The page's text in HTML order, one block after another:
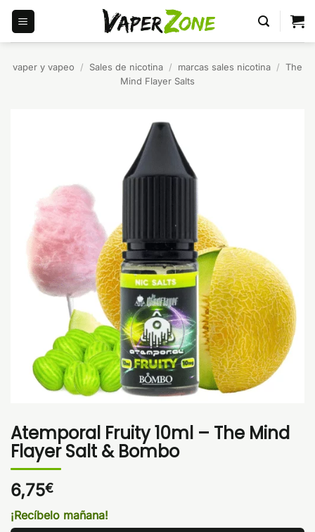
Saltar
contenido
vaper y vapeo / Sales de nicotina / marcas sales nicotina / The
Mind Flayer Salts
Atemporal Fruity 10ml – The Mind
Flayer Salt & Bombo
6,75€
¡Recíbelo mañana!